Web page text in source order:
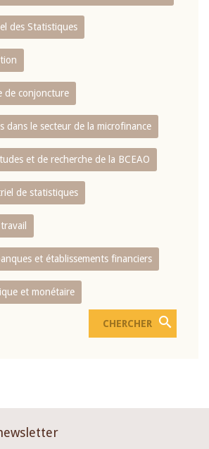
des Statistiques
de conjoncture
dans le secteur de la microfinance
et de recherche de la BCEAO
de statistiques
et établissements financiers
et monétaire